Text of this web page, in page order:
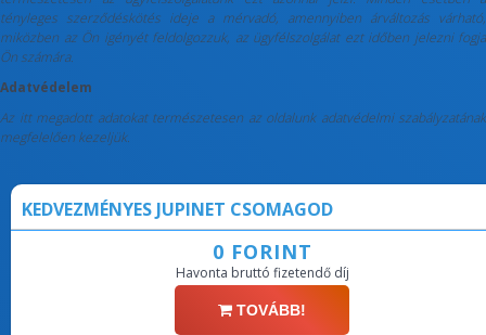
tényleges szerződéskötés ideje a mérvadó, amennyiben árváltozás várható,
miközben az Ön igényét feldolgozzuk, az ügyfélszolgálat ezt időben jelezni fogja
Ön számára.
Adatvédelem
Az itt megadott adatokat természetesen az oldalunk adatvédelmi szabályzatának
megfelelően kezeljük.
KEDVEZMÉNYES JUPINET CSOMAGOD
0 FORINT
Havonta bruttó fizetendő díj
TOVÁBB!